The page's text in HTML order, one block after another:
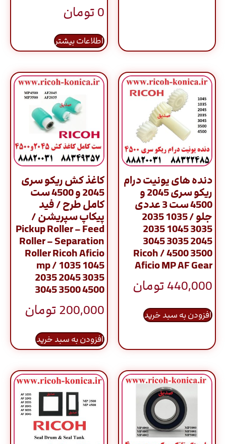
0تومان
اطلاعات بیشتر
دنده های یونیت درام
ریکو سری 2045 و
4500 ست 3 عددی
جلو / 1035 2035
3035 1045 2035
2045 3035 3045
3500 4500 / Ricoh
Aficio MP AF Gear
440,000تومان
افزودن به سبد خرید
کاغذ کش ریکو سری
2045 و 4500 ست
کامل طرح / فید
پیکاپ سپریشن /
Pickup Roller – Feed
Roller – Separation
Roller Ricoh Aficio
mp / 1035 1045
2035 2045 3035
3045 3500 4500
200,000تومان
افزودن به سبد خرید